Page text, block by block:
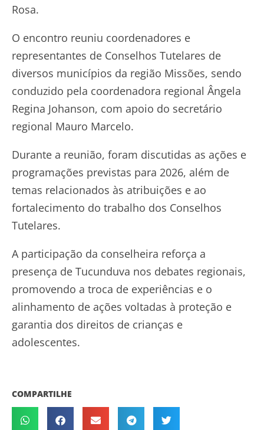
Rosa.
O encontro reuniu coordenadores e
representantes de Conselhos Tutelares de
diversos municípios da região Missões, sendo
conduzido pela coordenadora regional Ângela
Regina Johanson, com apoio do secretário
regional Mauro Marcelo.
Durante a reunião, foram discutidas as ações e
programações previstas para 2026, além de
temas relacionados às atribuições e ao
fortalecimento do trabalho dos Conselhos
Tutelares.
A participação da conselheira reforça a
presença de Tucunduva nos debates regionais,
promovendo a troca de experiências e o
alinhamento de ações voltadas à proteção e
garantia dos direitos de crianças e
adolescentes.
COMPARTILHE